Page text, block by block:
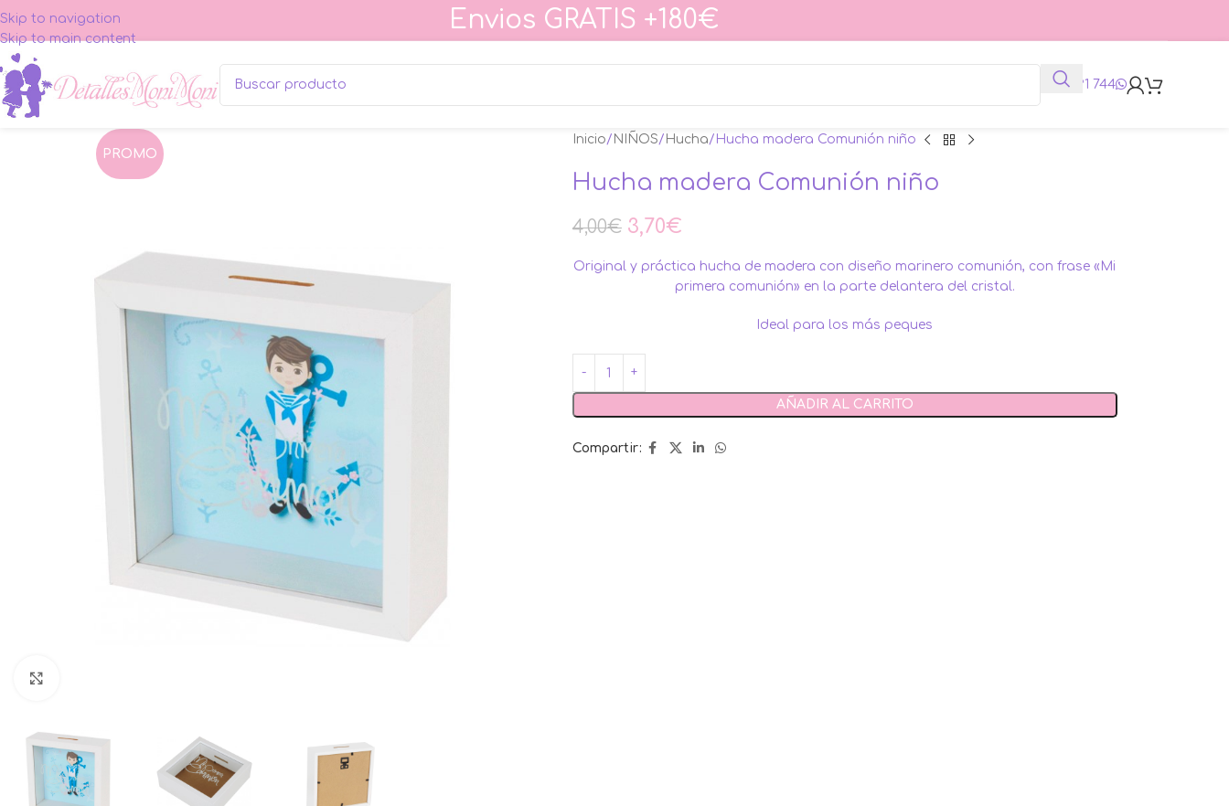
Skip to navigation
Skip to main content
Envios GRATIS +180€
625 991 744
PROMO
Inicio NIÑOS Hucha Hucha madera Comunión niño
Hucha madera Comunión niño
4,00€ 3,70€
Original y práctica hucha de madera con diseño marinero comunión, con frase «Mi
primera comunión» en la parte delantera del cristal.
Ideal para los más peques
AÑADIR AL CARRITO
Compartir: